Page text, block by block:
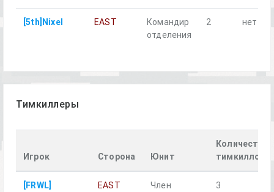
[5th]Nixel EAST
Командир
отделения
2 нет
Тимкиллеры
Игрок Сторона Юнит
Количество
тимкиллов
[FRWL]
EAST
Член
3